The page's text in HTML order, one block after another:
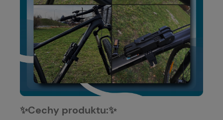
✨Cechy produktu:✨